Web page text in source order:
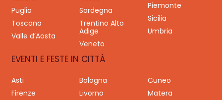
Piemonte
Puglia
Sardegna
Sicilia
Toscana
Trentino Alto
Adige
Umbria
Valle d’Aosta
Veneto
EVENTI E FESTE IN CITTÀ
Asti Bologna
Cuneo
Firenze
Livorno
Matera